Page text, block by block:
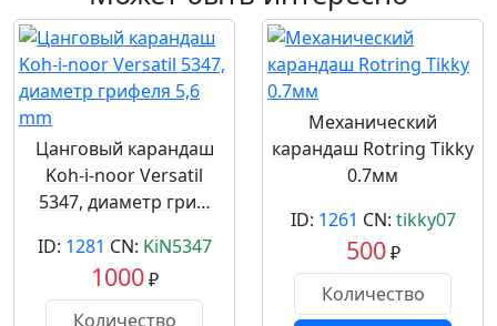
Цанговый карандаш
Koh-i-noor Versatil
5347, диаметр гри…
ID: 1281 CN: KiN5347
1000₽
Механический
карандаш Rotring Tikky
0.7мм
ID: 1261 CN: tikky07
500₽